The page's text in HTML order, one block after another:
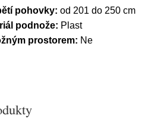
pohovky: od 201 do 250 cm
podnože: Plast
prostorem: Ne